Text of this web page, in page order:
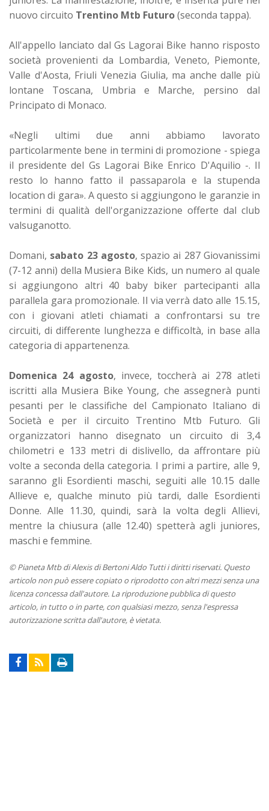
nuovo circuito Trentino Mtb Futuro(seconda tappa).
All'appello lanciato dal Gs Lagorai Bike hanno risposto
società provenienti da Lombardia, Veneto, Piemonte,
Valle d'Aosta, Friuli Venezia Giulia, ma anche dalle più
lontane Toscana, Umbria e Marche, persino dal
Principato di Monaco.
«Negli ultimi due anni abbiamo lavorato
particolarmente bene in termini di promozione - spiega
il presidente del Gs Lagorai Bike Enrico D'Aquilio -. Il
resto lo hanno fatto il passaparola e la stupenda
location di gara». A questo si aggiungono le garanzie in
termini di qualità dell'organizzazione offerte dal club
valsuganotto.
Domani, sabato 23 agosto, spazio ai 287 Giovanissimi
(7-12 anni) della Musiera Bike Kids, un numero al quale
si aggiungono altri 40 baby biker partecipanti alla
parallela gara promozionale. Il via verrà dato alle 15.15,
con i giovani atleti chiamati a confrontarsi su tre
circuiti, di differente lunghezza e difficoltà, in base alla
categoria di appartenenza.
Domenica 24 agosto, invece, toccherà ai 278 atleti
iscritti alla Musiera Bike Young, che assegnerà punti
pesanti per le classifiche del Campionato Italiano di
Società e per il circuito Trentino Mtb Futuro. Gli
organizzatori hanno disegnato un circuito di 3,4
chilometri e 133 metri di dislivello, da affrontare più
volte a seconda della categoria. I primi a partire, alle 9,
saranno gli Esordienti maschi, seguiti alle 10.15 dalle
Allieve e, qualche minuto più tardi, dalle Esordienti
Donne. Alle 11.30, quindi, sarà la volta degli Allievi,
mentre la chiusura (alle 12.40) spetterà agli juniores,
maschi e femmine.
© Pianeta Mtb di Alexis di Bertoni Aldo Tutti i diritti riservati. Questo
articolo non può essere copiato o riprodotto con altri mezzi senza una
licenza concessa dall'autore. La riproduzione pubblica di questo
articolo, in tutto o in parte, con qualsiasi mezzo, senza l'espressa
autorizzazione scritta dall'autore, è vietata.